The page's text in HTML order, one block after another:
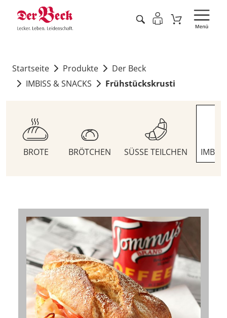
Startseite Produkte
Der Beck
IMBISS & SNACKS
Frühstückskrusti
BROTE BRÖTCHEN SÜSSE TEILCHEN